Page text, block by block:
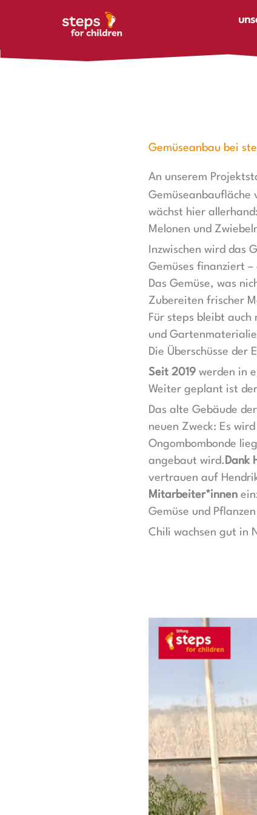
Gemüseanbau bei
An unserem
Gemüseanbaufläche
wächst hier
Melonen und
Inzwischen wird das
Gemüses finanziert –
Das Gemüse, was
Zubereiten frischer
Für steps bleibt auch
und
Die Überschüsse
Seit 2019 werden in
Weiter geplant ist
Das alte Gebäude
neuen Zweck: Es
Ongombombonde
angebaut wird. Dank
vertrauen auf
Mitarbeiter*innen
Gemüse und
Chili wachsen gut in